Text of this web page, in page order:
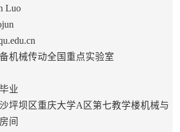
Luo
机械传动全国重点实验室
业
坪坝区重庆大学A区第七教学楼机械与
间